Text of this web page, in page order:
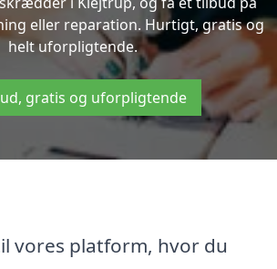
eller reparation. Hurtigt, gratis og
helt uforpligtende.
gratis og uforpligtende
vores platform, hvor du